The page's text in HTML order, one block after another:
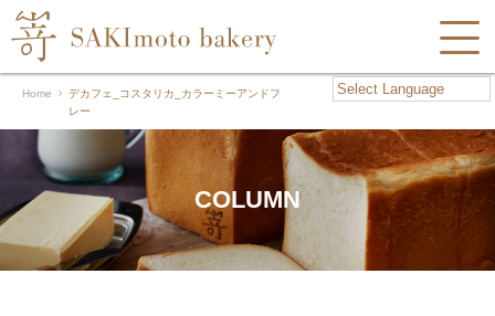
Home
デカフェ_コスタリカ_カラーミーアンドフ
レー
COLUMN